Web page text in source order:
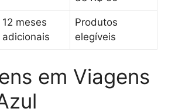
12 meses
adicionais
Produtos
elegíveis
em Viagens